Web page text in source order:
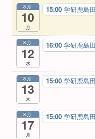
8月
10
月
15:00 学研鹿島
8月
12
水
16:00 学研鹿島
8月
13
木
15:00 学研鹿島
8月
17
月
15:00 学研鹿島